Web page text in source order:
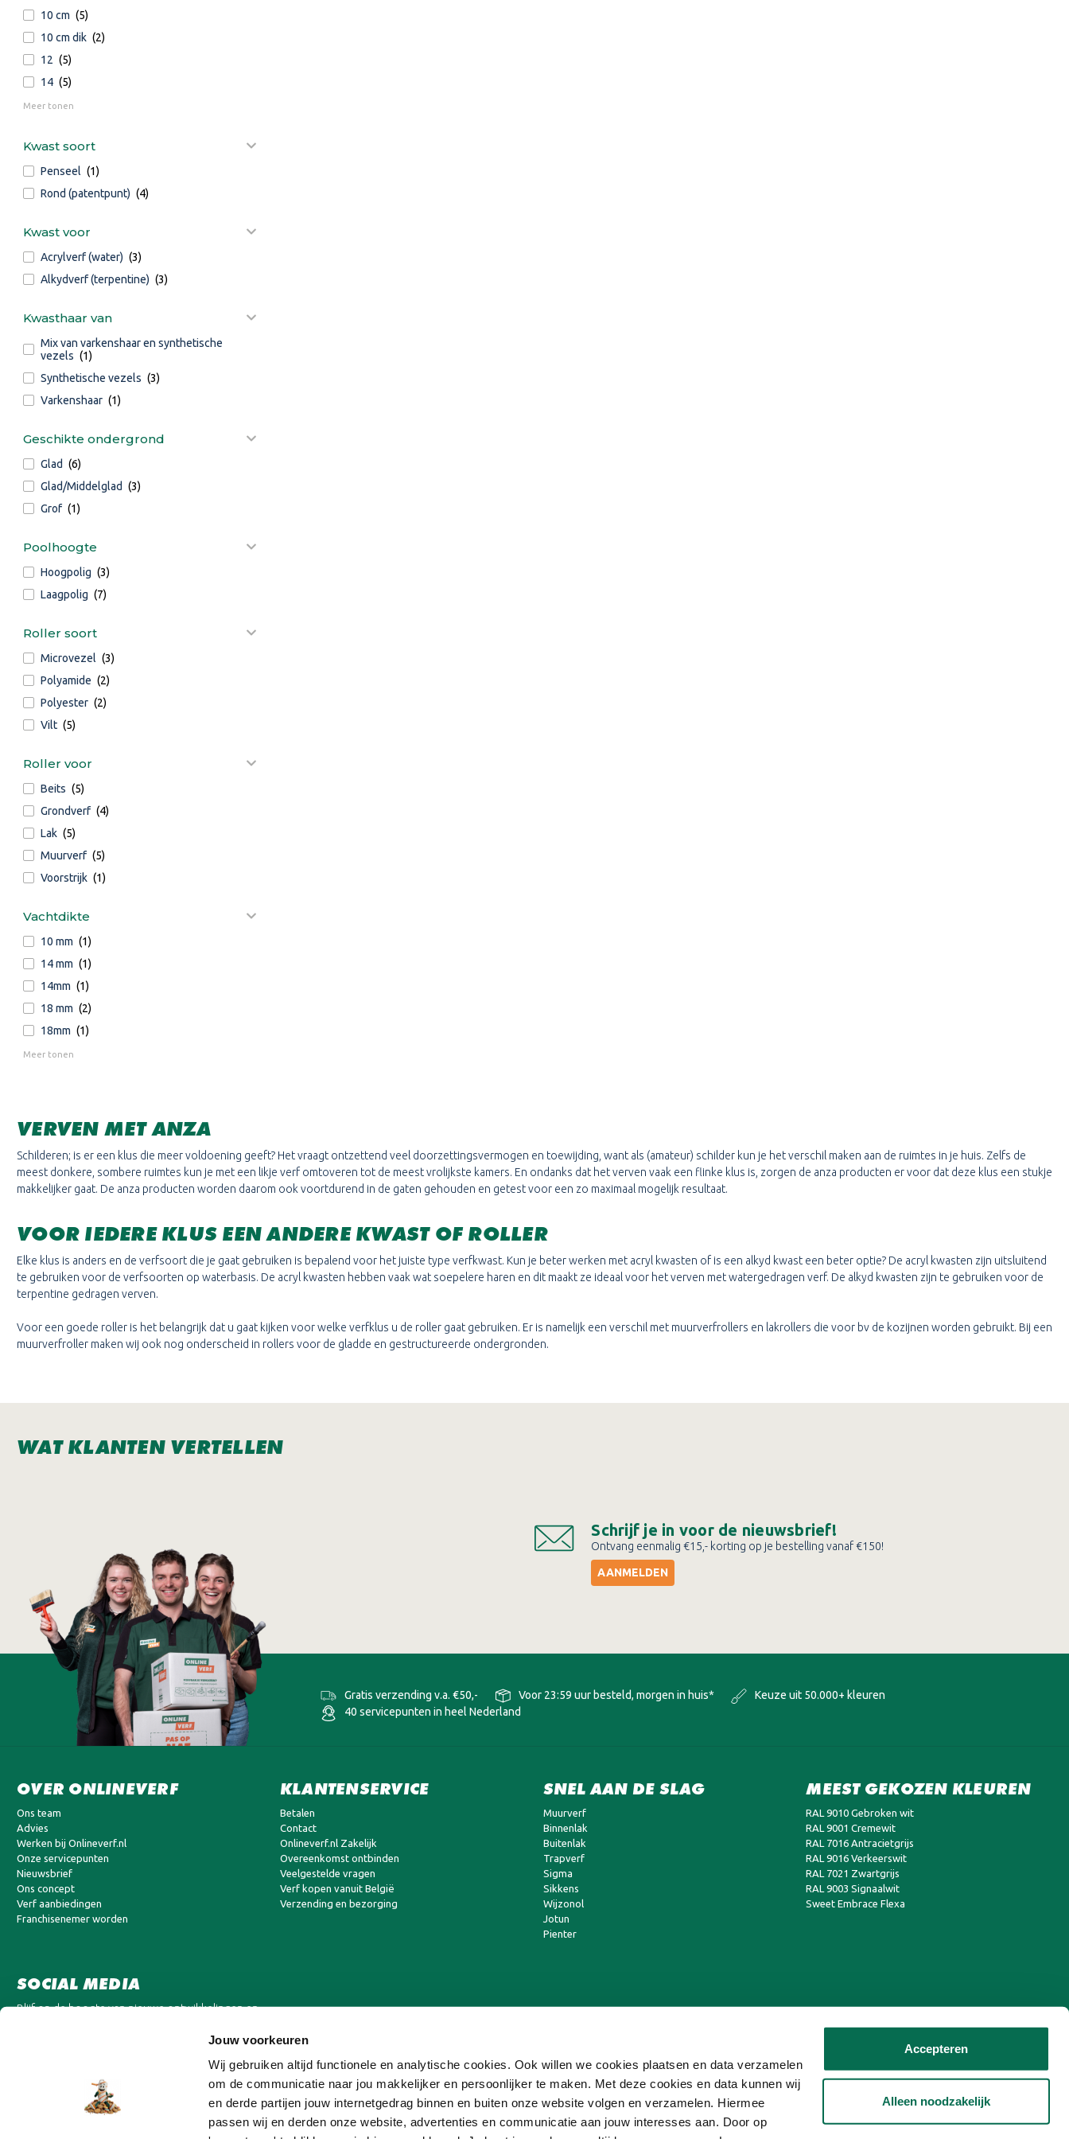
Jouw voorkeuren
Wij gebruiken altijd functionele en analytische cookies. Ook willen we cookies plaatsen en data verzamelen
om de communicatie naar jou makkelijker en persoonlijker te maken. Met deze cookies en data kunnen wij
en derde partijen jouw internetgedrag binnen en buiten onze website volgen en verzamelen. Hiermee
passen wij en derden onze website, advertenties en communicatie aan jouw interesses aan. Door op
Accepteren
Alleen noodzakelijk
10 cm (5)
10 cm dik (2)
12 (5)
14 (5)
Meer tonen
Kwast soort
Penseel (1)
Rond (patentpunt) (4)
Kwast voor
Acrylverf (water) (3)
Alkydverf (terpentine) (3)
Kwasthaar van
Mix van varkenshaar en synthetische
vezels (1)
Synthetische vezels (3)
Varkenshaar (1)
Geschikte ondergrond
Glad (6)
Glad/Middelglad (3)
Grof (1)
Poolhoogte
Hoogpolig (3)
Laagpolig (7)
Roller soort
Microvezel (3)
Polyamide (2)
Polyester (2)
Vilt (5)
Roller voor
Beits (5)
Grondverf (4)
Lak (5)
Muurverf (5)
Voorstrijk (1)
Vachtdikte
10 mm (1)
14 mm (1)
14mm (1)
18 mm (2)
18mm (1)
Meer tonen
VERVEN MET ANZA
Schilderen; is er een klus die meer voldoening geeft? Het vraagt ontzettend veel doorzettingsvermogen en toewijding, want als (amateur) schilder kun je het verschil maken aan de ruimtes in je huis. Zelfs de
meest donkere, sombere ruimtes kun je met een likje verf omtoveren tot de meest vrolijkste kamers. En ondanks dat het verven vaak een flinke klus is, zorgen de anza producten er voor dat deze klus een stukje
makkelijker gaat. De anza producten worden daarom ook voortdurend in de gaten gehouden en getest voor een zo maximaal mogelijk resultaat.
VOOR IEDERE KLUS EEN ANDERE KWAST OF ROLLER
Elke klus is anders en de verfsoort die je gaat gebruiken is bepalend voor het juiste type verfkwast. Kun je beter werken met acryl kwasten of is een alkyd kwast een beter optie? De acryl kwasten zijn uitsluitend
te gebruiken voor de verfsoorten op waterbasis. De acryl kwasten hebben vaak wat soepelere haren en dit maakt ze ideaal voor het verven met watergedragen verf. De alkyd kwasten zijn te gebruiken voor de
terpentine gedragen verven.
Voor een goede roller is het belangrijk dat u gaat kijken voor welke verfklus u de roller gaat gebruiken. Er is namelijk een verschil met muurverfrollers en lakrollers die voor bv de kozijnen worden gebruikt. Bij een
muurverfroller maken wij ook nog onderscheid in rollers voor de gladde en gestructureerde ondergronden.
WAT KLANTEN VERTELLEN
Schrijf je in voor de nieuwsbrief!
Ontvang eenmalig €15,- korting op je bestelling vanaf €150!
AANMELDEN
Gratis verzending v.a. €50,- Voor 23:59 uur besteld, morgen in huis*
Keuze uit 50.000+ kleuren
40 servicepunten in heel Nederland
OVER ONLINEVERF
Ons team
Advies
Werken bij Onlineverf.nl
Onze servicepunten
Nieuwsbrief
Ons concept
Verf aanbiedingen
Franchisenemer worden
KLANTENSERVICE
Betalen
Contact
Onlineverf.nl Zakelijk
Overeenkomst ontbinden
Veelgestelde vragen
Verf kopen vanuit België
Verzending en bezorging
SNEL AAN DE SLAG
Muurverf
Binnenlak
Buitenlak
Trapverf
Sigma
Sikkens
Wijzonol
Jotun
Pienter
MEEST GEKOZEN KLEUREN
RAL 9010 Gebroken wit
RAL 9001 Cremewit
RAL 7016 Antracietgrijs
RAL 9016 Verkeerswit
RAL 7021 Zwartgrijs
RAL 9003 Signaalwit
Sweet Embrace Flexa
SOCIAL MEDIA
Blijf op de hoogte van nieuwe ontwikkelingen en